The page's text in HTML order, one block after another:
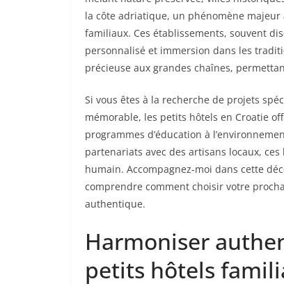
la côte adriatique, un phénomène
familiaux. Ces établissements, souvent
personnalisé et immersion dans les
précieuse aux grandes chaînes,
Si vous êtes à la recherche de projets
mémorable, les petits hôtels en Croatie
programmes d’éducation à
partenariats avec des artisans locaux,
humain. Accompagnez-moi dans cette
comprendre comment choisir votre
authentique.
Harmoniser
petits hôtels